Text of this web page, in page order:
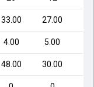
33.00 27.00
4.00 5.00
48.00 30.00